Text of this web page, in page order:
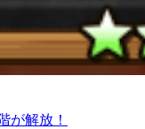
が解放！